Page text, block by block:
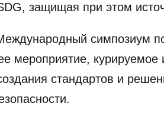
защищая при этом
симпозиум
мероприятие,
стандартов и